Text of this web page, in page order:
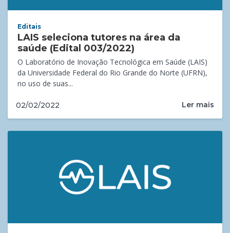
Editais
LAIS seleciona tutores na área da
saúde (Edital 003/2022)
O Laboratório de Inovação Tecnológica em Saúde (LAIS)
da Universidade Federal do Rio Grande do Norte (UFRN),
no uso de suas...
02/02/2022 Ler mais